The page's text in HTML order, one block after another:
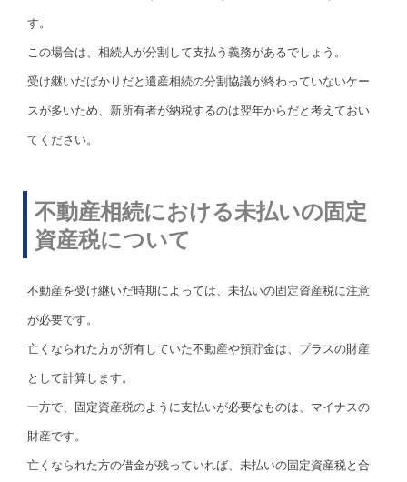
す。
この場合は、相続人が分割して支払う義務があるでしょう。
受け継いだばかりだと遺産相続の分割協議が終わっていないケー
スが多いため、新所有者が納税するのは翌年からだと考えておい
てください。
不動産相続における未払いの固定
資産税について
不動産を受け継いだ時期によっては、未払いの固定資産税に注意
が必要です。
亡くなられた方が所有していた不動産や預貯金は、プラスの財産
として計算します。
一方で、固定資産税のように支払いが必要なものは、マイナスの
財産です。
亡くなられた方の借金が残っていれば、未払いの固定資産税と合